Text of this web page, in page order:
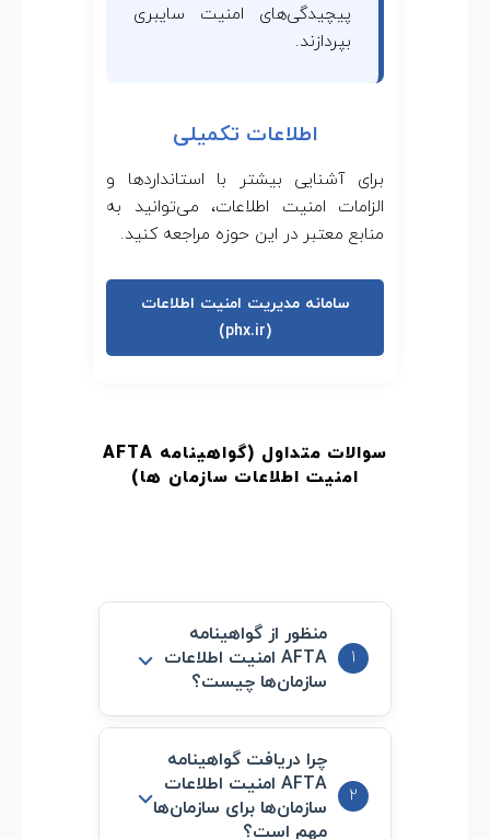
پیچیدگی‌های امنیت سایبری
بپردازند.
اطلاعات تکمیلی
برای آشنایی بیشتر با استانداردها و
الزامات امنیت اطلاعات، می‌توانید به
منابع معتبر در این حوزه مراجعه کنید.
سامانه مدیریت امنیت اطلاعات
(phx.ir)
سوالات متداول (گواهینامه AFTA
امنیت اطلاعات سازمان‌ ها)
1
منظور از گواهینامه
AFTA امنیت اطلاعات
سازمان‌ها چیست؟
⌵
این گواهینامه استانداردی است
که سازمان‌ها را در رعایت اصول
مدیریت و حفاظت از اطلاعات
2
چرا دریافت گواهینامه
AFTA امنیت اطلاعات
سازمان‌ها برای سازمان‌ها
مهم است؟
⌵